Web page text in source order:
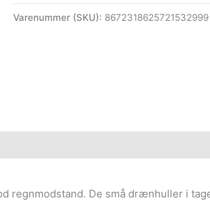
Varenummer (SKU): 8672318625721532999
regnmodstand. De små drænhuller i